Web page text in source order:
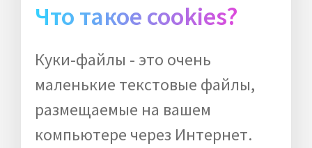
Что такое cookies?
Куки-файлы - это очень
маленькие текстовые файлы,
размещаемые на вашем
компьютере через Интернет.